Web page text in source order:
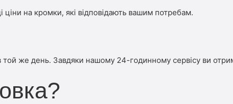
на кромки, які відповідають вашим потребам.
же день. Завдяки нашому 24-годинному сервісу ви